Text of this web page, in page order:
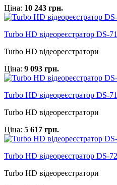
Ціна: 10 243 грн.
Turbo HD відеореєстратор DS-
Turbo HD відеореєстратори
Ціна: 9 093 грн.
Turbo HD відеореєстратор DS-
Turbo HD відеореєстратори
Ціна: 5 617 грн.
Turbo HD відеореєстратор DS-
Turbo HD відеореєстратори